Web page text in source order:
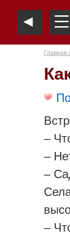
◄ —
—
—
Главная
–
–
–
–